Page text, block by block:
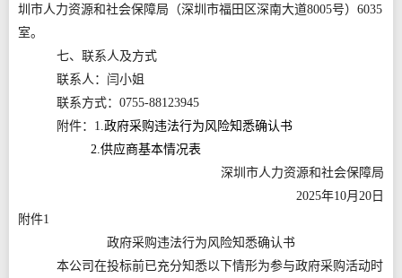
圳市人力资源和社会保障局（深圳市福田区深南大道8005号）6035
室。
七、联系人及方式
联系人：闫小姐
联系方式：0755-88123945
附件：1.政府采购违法行为风险知悉确认书
2.供应商基本情况表
深圳市人力资源和社会保障局
2025年10月20日
附件1
政府采购违法行为风险知悉确认书
本公司在投标前已充分知悉以下情形为参与政府采购活动时